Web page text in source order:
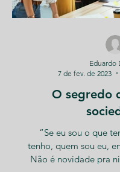
O segredo
“Se eu sou o que
tenho, quem sou eu,
Não é novidade pra
Eduardo
7 de fev. de 2023